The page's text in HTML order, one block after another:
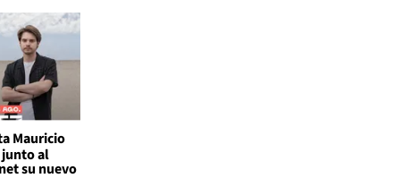
Mauricio
junto al
su nuevo